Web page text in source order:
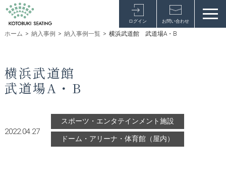
ログイン お問い合わせ
ホーム > 納入事例 > 納入事例一覧 > 横浜武道館 武道場A・B
横浜武道館
武道場A・B
2022.04.27
スポーツ・エンタテインメント施設
ドーム・アリーナ・体育館（屋内）